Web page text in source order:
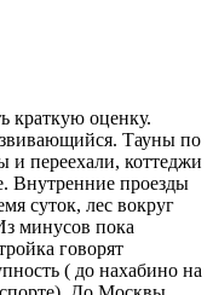
краткую оценку.
Тауны по
и переехали, коттеджи
Внутренние проезды
суток, лес вокруг
минусов пока
говорят
( до нахабино на